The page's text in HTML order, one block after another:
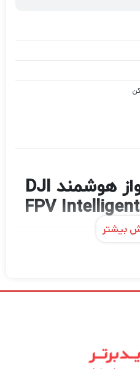
بررسی باتری پرواز هوشمند DJI
FPV
فراهم می کند. باتری LiPo 6S دارای باتری 2000
بیشتر